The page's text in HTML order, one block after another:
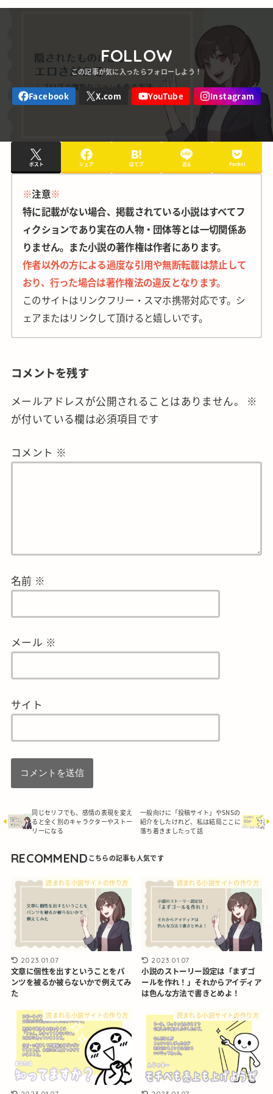
FOLLOW
ポスト シェア はてブ 送る Pocket
※注意※
特に記載がない場合、掲載されている小説はすべてフ
ィクションであり実在の人物・団体等とは一切関係あ
りません。また小説の著作権は作者にあります。
作者以外の方による過度な引用や無断転載は禁止して
おり、行った場合は著作権法の違反となります。
このサイトはリンクフリー・スマホ携帯対応です。シ
ェアまたはリンクして頂けると嬉しいです。
コメントを残す
メールアドレスが公開されることはありません。
※
が付いている欄は必須項目です
コメント ※
名前 ※
メール ※
サイト
同じセリフでも、感情の表現を変え
ると全く別のキャラクターやストー
リーになる
一般向けに「投稿サイト」やSNSの
紹介をしたけれど、私は結局ここに
落ち着きましたって話
RECOMMEND
読まれる小説サイトの作り方
2023.01.07
文章に個性を出すということをパ
ンツを被るか被らないかで例えてみ
た
読まれる小説サイトの作り方
2023.01.07
小説のストーリー設定は「まずゴ
ールを作れ！」それからアイディア
は色んな方法で書きとめよ！
読まれる小説サイトの作り方 読まれる小説サイトの作り方